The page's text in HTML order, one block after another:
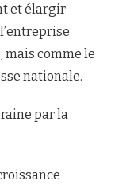
et élargir
mais comme le
nationale.
par la